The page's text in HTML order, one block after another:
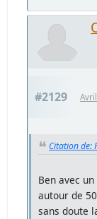
#2129
Citation de:
Ben avec
autour de
sans doute